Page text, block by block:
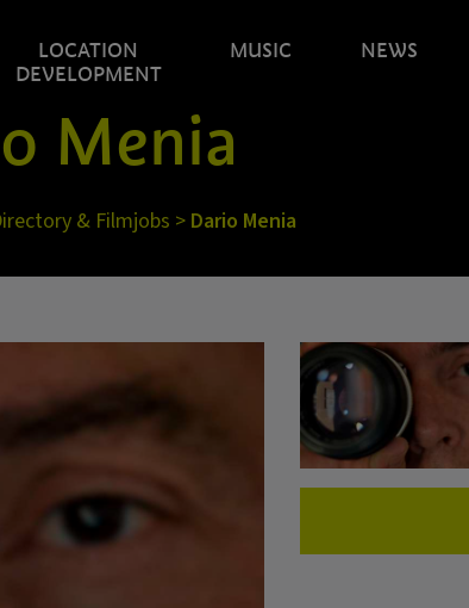
LOCATION
DEVELOPMENT
MUSIC NEWS
Menia
& Filmjobs > Dario Menia